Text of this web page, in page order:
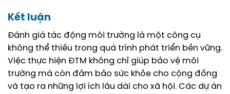
Kết luận
Đánh giá tác động môi trường là một công cụ
không thể thiếu trong quá trình phát triển bền vững.
Việc thực hiện ĐTM không chỉ giúp bảo vệ môi
trường mà còn đảm bảo sức khỏe cho cộng đồng
và tạo ra những lợi ích lâu dài cho xã hội. Các dự án